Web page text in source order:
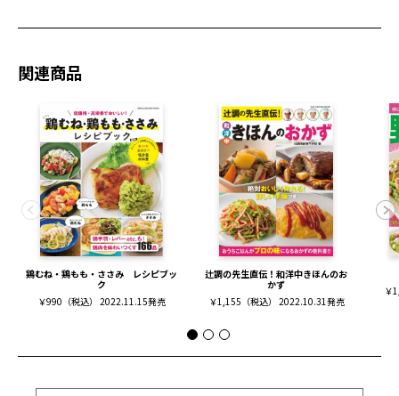
関連商品
鶏むね・鶏もも・ささみ レシピブッ
ク
￥990（税込） 2022.11.15発売
辻調の先生直伝！和洋中きほんのお
かず
￥1,155（税込） 2022.10.31発売
￥